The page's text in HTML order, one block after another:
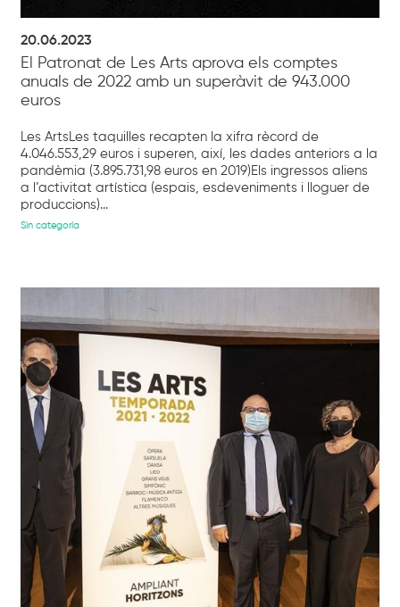
20.06.2023
El Patronat de Les Arts aprova els comptes
anuals de 2022 amb un superàvit de 943.000
euros
Les ArtsLes taquilles recapten la xifra rècord de
4.046.553,29 euros i superen, així, les dades anteriors a la
pandèmia (3.895.731,98 euros en 2019)Els ingressos aliens
a l’activitat artística (espais, esdeveniments i lloguer de
produccions)...
Sin categoría